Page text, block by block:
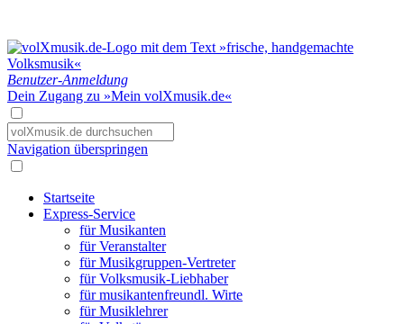
Benutzer-Anmeldung
Dein Zugang zu »Mein volXmusik.de«
Navigation überspringen
Startseite
Express-Service
für Musikanten
für Veranstalter
für Musikgruppen-Vertreter
für Volksmusik-Liebhaber
für musikantenfreundl. Wirte
für Musiklehrer